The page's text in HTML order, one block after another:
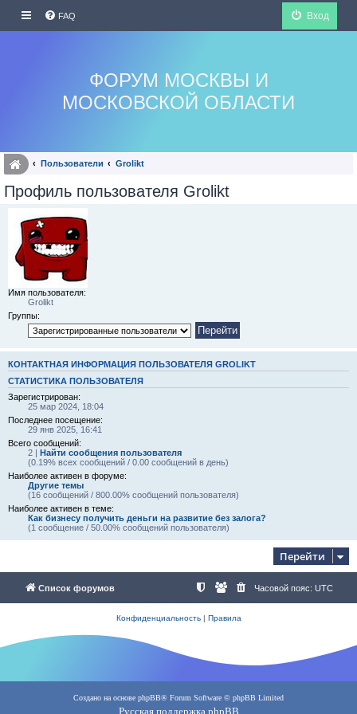
FAQ Вход
ФОРУМ МОСКВЫ И
МОСКОВСКОЙ ОБЛАСТИ
Пользователи Grolikt
Профиль пользователя Grolikt
Имя пользователя:
Grolikt
Группы:
КОНТАКТНАЯ ИНФОРМАЦИЯ ПОЛЬЗОВАТЕЛЯ GROLIKT
СТАТИСТИКА ПОЛЬЗОВАТЕЛЯ
Зарегистрирован:
25 мар 2024, 18:04
Последнее посещение:
29 янв 2025, 16:41
Всего сообщений:
2 | Найти сообщения пользователя
(0.19% всех сообщений / 0.00 сообщений в день)
Наиболее активен в форуме:
Другие темы
(16 сообщений / 800.00% сообщений пользователя)
Наиболее активен в теме:
Как бизнесу получить деньги на развитие без залога?
(1 сообщение / 50.00% сообщений пользователя)
Перейти
Список форумов Часовой пояс: UTC
Конфиденциальность| Правила
Создано на основе phpBB® Forum Software © phpBB Limited
Русская поддержка phpBB